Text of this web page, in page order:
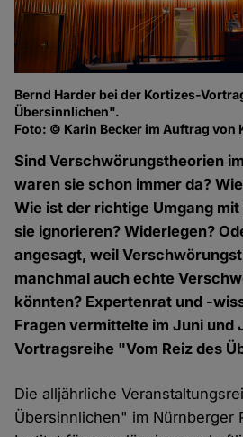
Bernd Harder bei der Kortizes-
Übersinnlichen".
Foto: © Karin Becker im Auftrag von
Sind Verschwörungstheorien
waren sie schon immer da?
Wie ist der richtige Umgang
sie ignorieren? Widerlegen?
angesagt, weil
manchmal auch echte
könnten? Expertenrat und -
Fragen vermittelte im Juni und
Vortragsreihe "Vom Reiz des
Die alljährliche
Übersinnlichen" im Nürnberger